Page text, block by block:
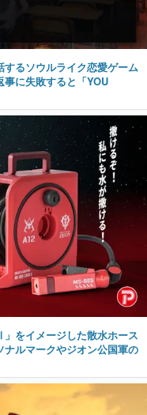
するソウルライク恋愛ゲーム
事に失敗すると「YOU
をイメージした散水ホース
ナルマークやジオン公国軍の